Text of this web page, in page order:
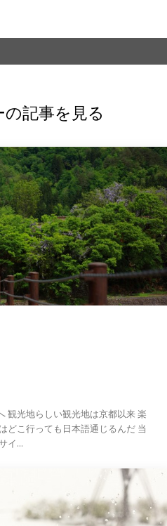
記事を見る
楽
画像サイ...